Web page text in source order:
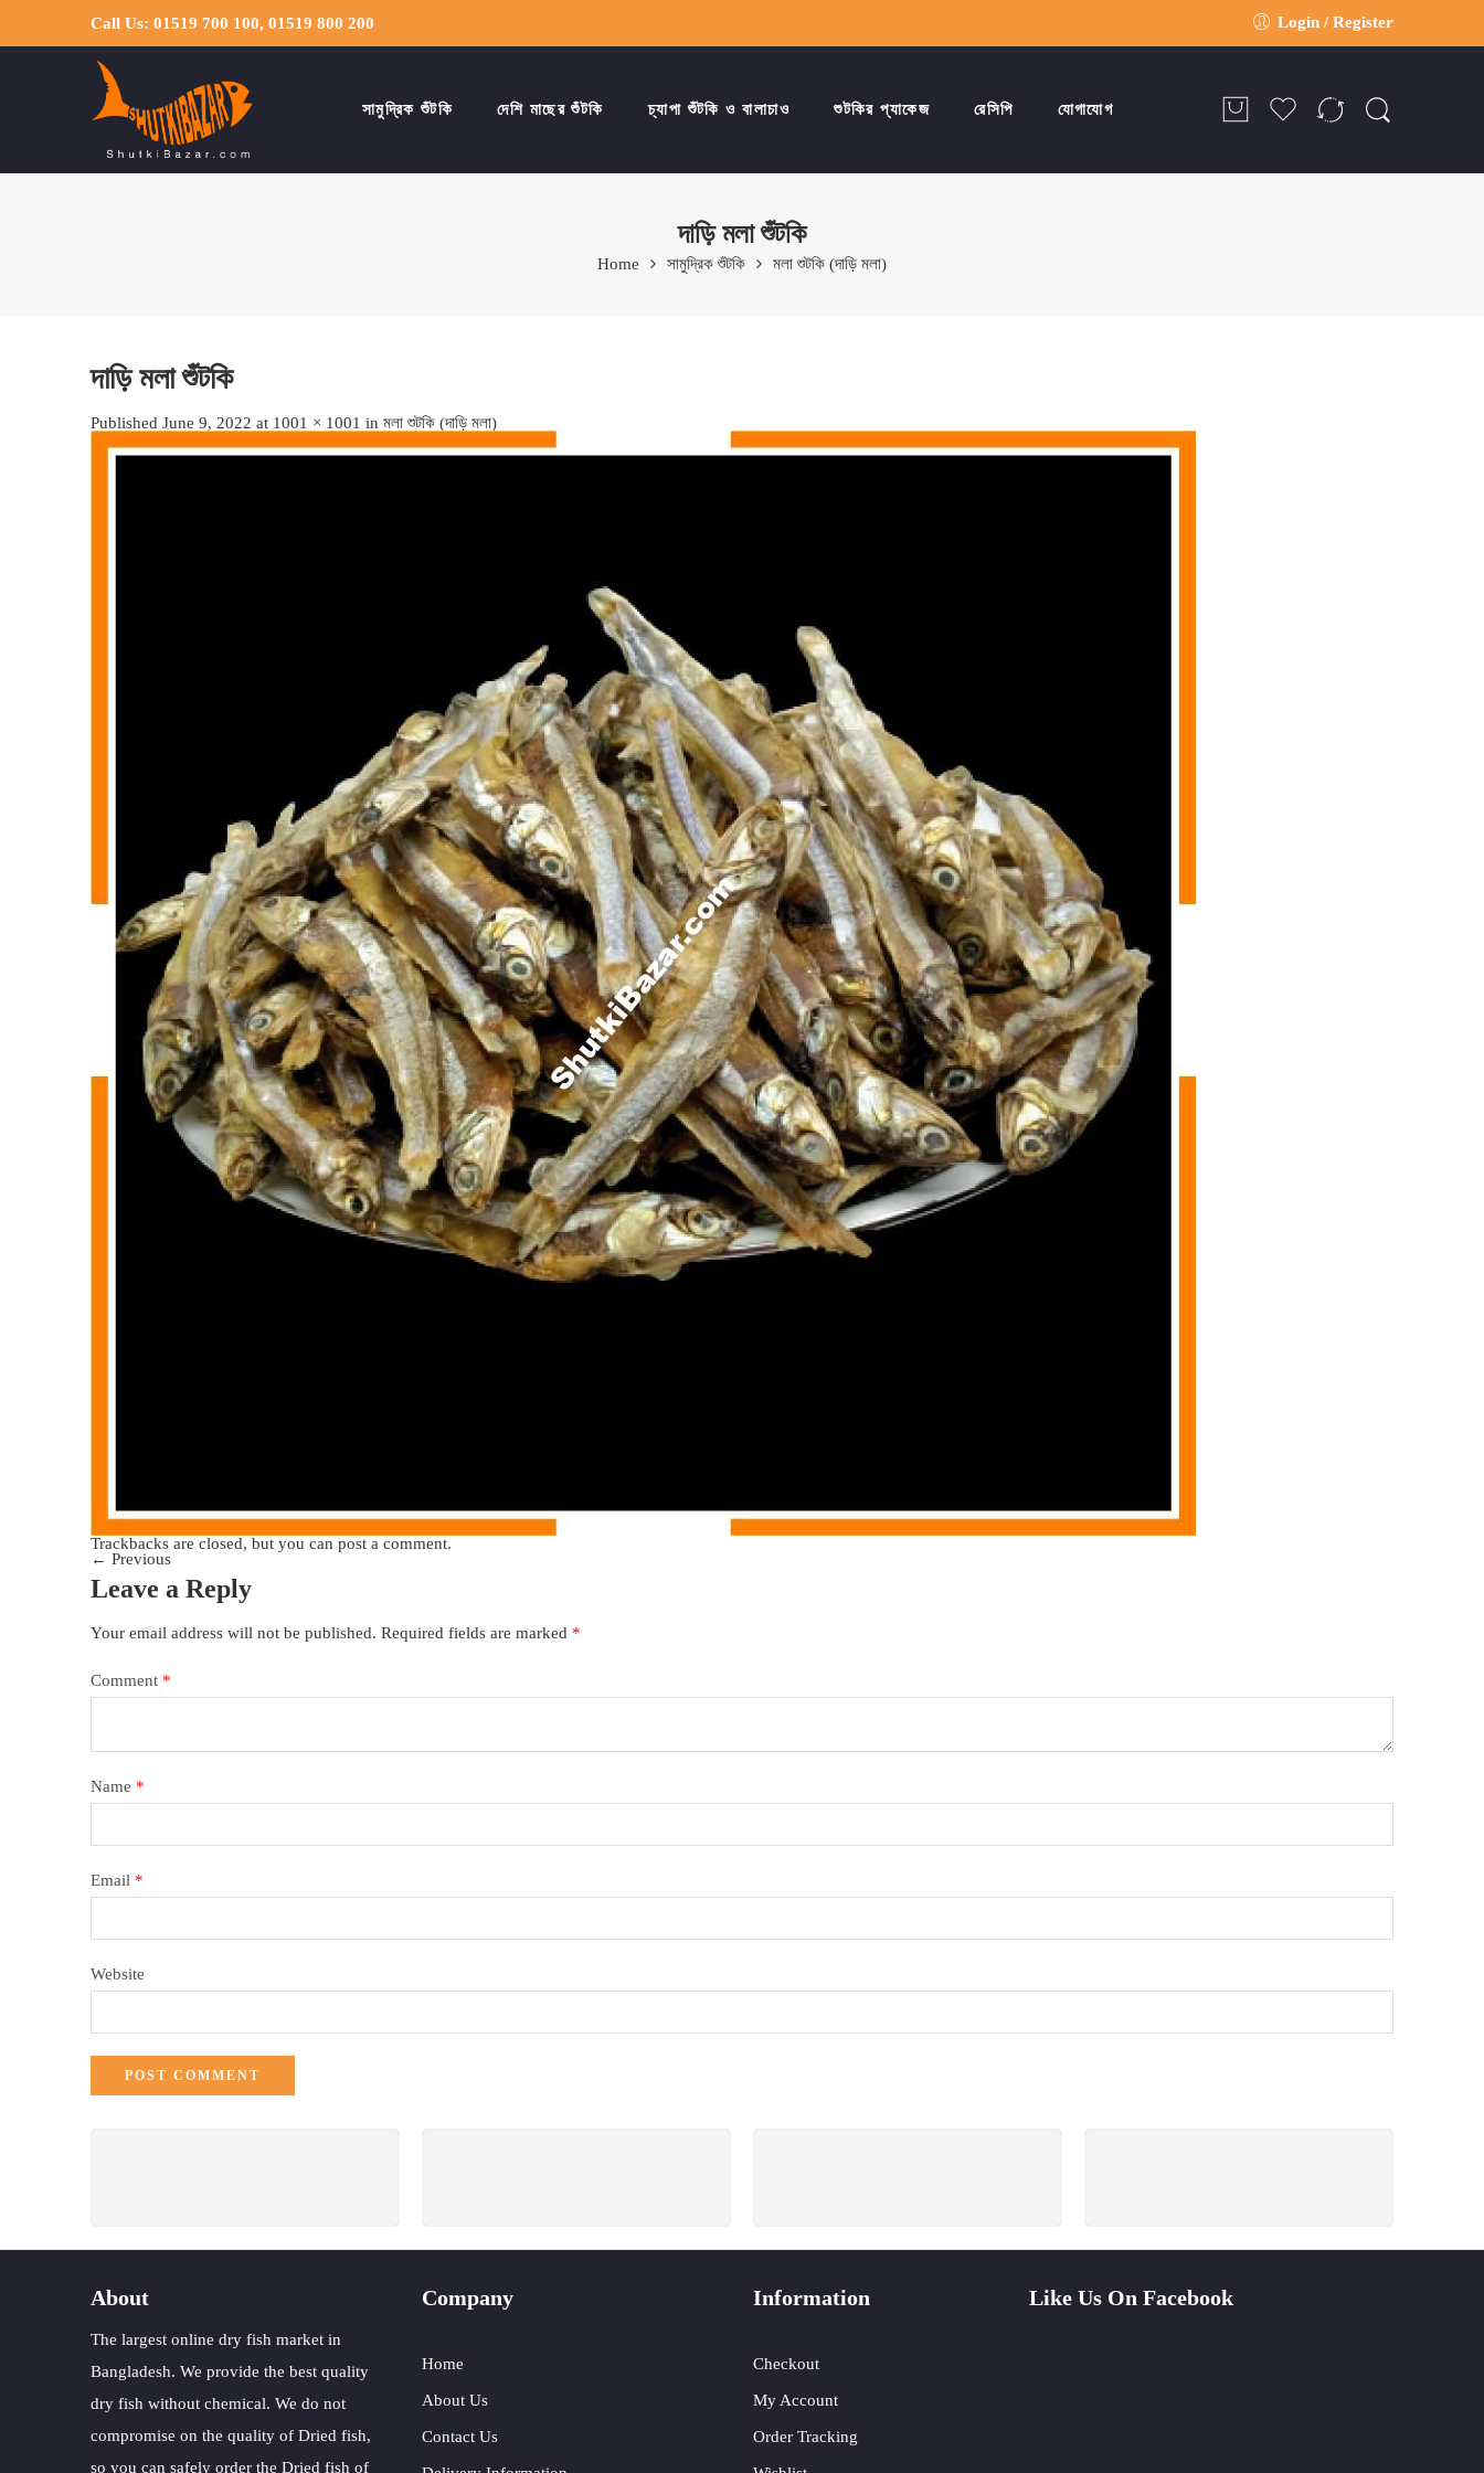
Call Us: 01519 700 100, 01519 800 200 Login / Register
সামুদ্রিক শুঁটকি দেশি মাছের শুঁটকি চ্যাপা শুঁটকি ও বালাচাও শুটকির প্যাকেজ রেসিপি যোগাযোগ
দাড়ি মলা শুঁটকি
Home সামুদ্রিক শুঁটকি মলা শুটকি (দাড়ি মলা)
দাড়ি মলা শুঁটকি
Published June 9, 2022 at 1001 × 1001 in মলা শুটকি (দাড়ি মলা)
Trackbacks are closed, but you can post a comment.
← Previous
Leave a Reply
Your email address will not be published. Required fields are marked *
Comment *
Name *
Email *
Website
About
The largest online dry fish market in
Bangladesh. We provide the best quality
dry fish without chemical. We do not
compromise on the quality of Dried fish,
so you can safely order the Dried fish of
Company
Home
About Us
Contact Us
Information
Checkout
My Account
Order Tracking
Like Us On Facebook